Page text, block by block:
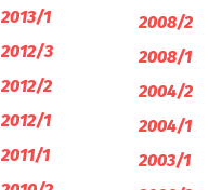
2013/1
2012/3
2012/2
2012/1
2011/1
2008/2
2008/1
2004/2
2004/1
2003/1